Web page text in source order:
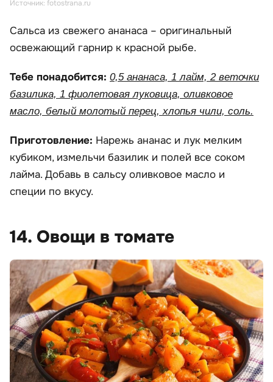
Источник: fotostrana.ru
Сальса из свежего ананаса – оригинальный
освежающий гарнир к красной рыбе.
Тебе понадобится: 0,5 ананаса, 1 лайм, 2 веточки
базилика, 1 фиолетовая луковица, оливковое
масло, белый молотый перец, хлопья чили, соль.
Приготовление: Нарежь ананас и лук мелким
кубиком, измельчи базилик и полей все соком
лайма. Добавь в сальсу оливковое масло и
специи по вкусу.
14. Овощи в томате